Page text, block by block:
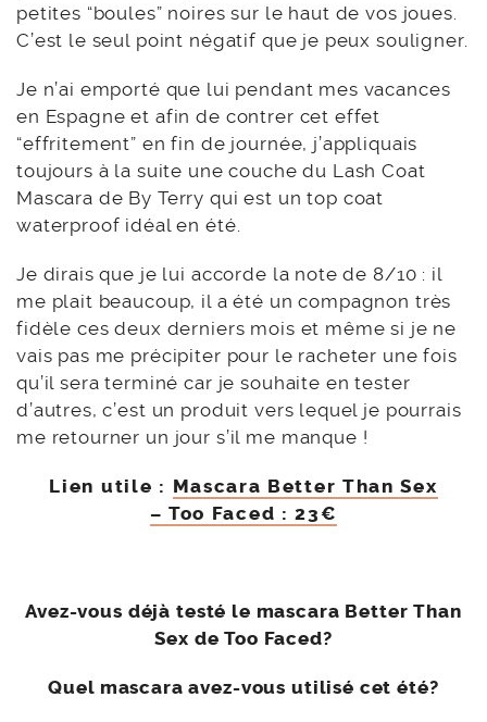
petites “boules” noires sur le haut de vos joues.
C’est le seul point négatif que je peux souligner.
Je n’ai emporté que lui pendant mes vacances
en Espagne et afin de contrer cet effet
“effritement” en fin de journée, j’appliquais
toujours à la suite une couche du Lash Coat
Mascara de By Terry qui est un top coat
waterproof idéal en été.
Je dirais que je lui accorde la note de 8/10 : il
me plait beaucoup, il a été un compagnon très
fidèle ces deux derniers mois et même si je ne
vais pas me précipiter pour le racheter une fois
qu’il sera terminé car je souhaite en tester
d’autres, c’est un produit vers lequel je pourrais
me retourner un jour s’il me manque !
Lien utile : Mascara Better Than Sex
– Too Faced : 23€
Avez-vous déjà testé le mascara Better Than
Sex de Too Faced?
Quel mascara avez-vous utilisé cet été?